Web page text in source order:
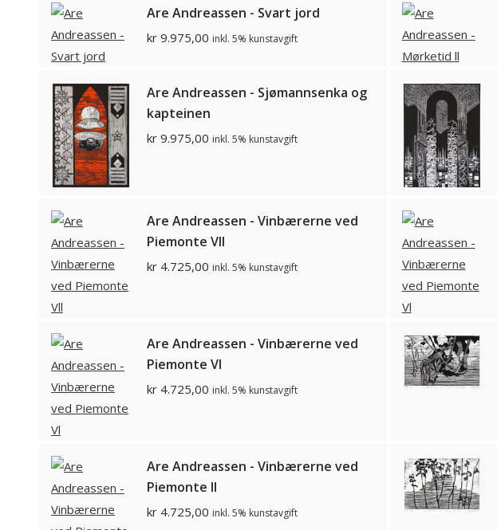
Are Andreassen - Svart jord
kr 9.975,00 inkl. 5% kunstavgift
Are Andreassen - Sjømannsenka og
kapteinen
kr 9.975,00 inkl. 5% kunstavgift
Are Andreassen - Vinbærerne ved
Piemonte Vll
kr 4.725,00 inkl. 5% kunstavgift
Are Andreassen - Vinbærerne ved
Piemonte Vl
kr 4.725,00 inkl. 5% kunstavgift
Are Andreassen - Vinbærerne ved
Piemonte ll
kr 4.725,00 inkl. 5% kunstavgift